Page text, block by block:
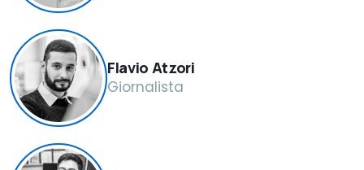
Flavio Atzori
Giornalista